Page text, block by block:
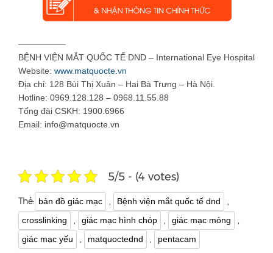
—————–
BỆNH VIỆN MẮT QUỐC TẾ DND – International Eye Hospital
Website: www.matquocte.vn
Địa chỉ: 128 Bùi Thị Xuân – Hai Bà Trưng – Hà Nội.
Hotline: 0969.128.128 – 0968.11.55.88
Tổng đài CSKH: 1900.6966
Email: info@matquocte.vn
5/5 - (4 votes)
Thẻ: bản đồ giác mạc , Bệnh viện mắt quốc tế dnd ,
crosslinking , giác mạc hình chóp , giác mạc mỏng ,
giác mạc yếu , matquoctednd , pentacam